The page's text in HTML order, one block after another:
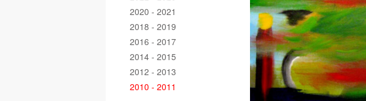
2020 - 2021
2018 - 2019
2016 - 2017
2014 - 2015
2012 - 2013
2010 - 2011